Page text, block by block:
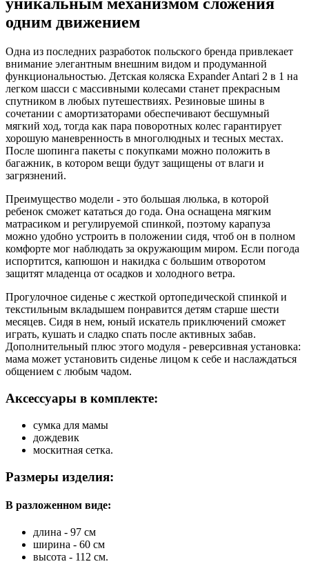
уникальным механизмом сложения
одним движением
Одна из последних разработок польского бренда привлекает
внимание элегантным внешним видом и продуманной
функциональностью. Детская коляска Expander Antari 2 в 1 на
легком шасси с массивными колесами станет прекрасным
спутником в любых путешествиях. Резиновые шины в
сочетании с амортизаторами обеспечивают бесшумный
мягкий ход, тогда как пара поворотных колес гарантирует
хорошую маневренность в многолюдных и тесных местах.
После шопинга пакеты с покупками можно положить в
багажник, в котором вещи будут защищены от влаги и
загрязнений.
Преимущество модели - это большая люлька, в которой
ребенок сможет кататься до года. Она оснащена мягким
матрасиком и регулируемой спинкой, поэтому карапуза
можно удобно устроить в положении сидя, чтоб он в полном
комфорте мог наблюдать за окружающим миром. Если погода
испортится, капюшон и накидка с большим отворотом
защитят младенца от осадков и холодного ветра.
Прогулочное сиденье с жесткой ортопедической спинкой и
текстильным вкладышем понравится детям старше шести
месяцев. Сидя в нем, юный искатель приключений сможет
играть, кушать и сладко спать после активных забав.
Дополнительный плюс этого модуля - реверсивная установка:
мама может установить сиденье лицом к себе и наслаждаться
общением с любым чадом.
Аксессуары в комплекте:
сумка для мамы
дождевик
москитная сетка.
Размеры изделия:
В разложенном виде:
длина - 97 см
ширина - 60 см
высота - 112 см.